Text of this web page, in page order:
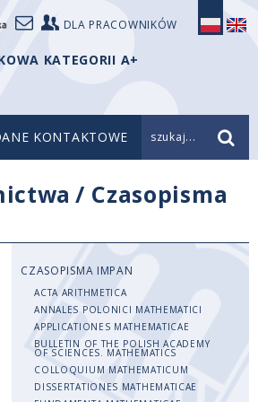
DLA PRACOWNIKÓW
KATEGORII A+
KONTAKTOWE szukaj...
/ Czasopisma
CZASOPISMA IMPAN
ACTA ARITHMETICA
ANNALES POLONICI MATHEMATICI
APPLICATIONES MATHEMATICAE
BULLETIN OF THE POLISH ACADEMY
OF SCIENCES. MATHEMATICS
COLLOQUIUM MATHEMATICUM
DISSERTATIONES MATHEMATICAE